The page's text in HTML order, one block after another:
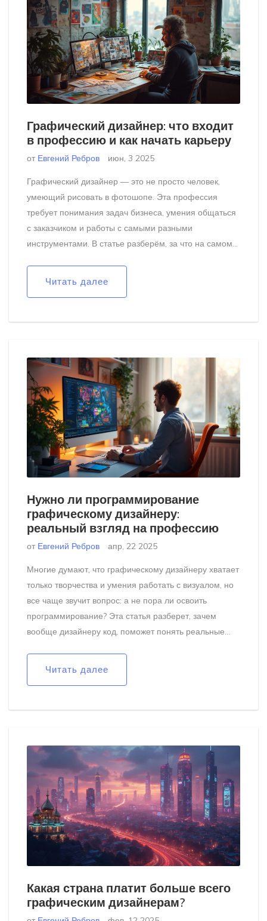
Графический дизайнер: что входит
в профессию и как начать карьеру
от Евгений Ребров июн, 3 2025
Графический дизайнер — это не просто человек,
умеющий рисовать в фотошопе. Эта профессия
требует понимания задач бизнеса, умения общаться
с заказчиком и работы с самыми разными
инструментами. В статье разберём, за что на самом
заказы. Поговорим про типичные ошибки новичков и
пишут в вакансиях. Получится небольшая инструкция
Читать далее
Нужно ли программирование
графическому дизайнеру:
реальный взгляд на профессию
от Евгений Ребров апр, 22 2025
Многие думают, что графическому дизайнеру хватает
только творчества и умения работать с визуалом, но
все чаще звучит вопрос: а не пора ли освоить
программирование? Эта статья разберет, зачем
вообще дизайнеру код, поможет понять реальные
Узнаете, где пригодится хотя бы базовый код и когда
инструменты реально стоит изучать, если вы
Читать далее
Какая страна платит больше всего
графическим дизайнерам?